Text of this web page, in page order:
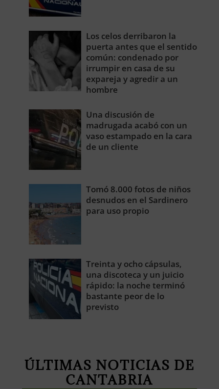
Los celos derribaron la
puerta antes que el sentido
común: condenado por
irrumpir en casa de su
expareja y agredir a un
hombre
Una discusión de
madrugada acabó con un
vaso estampado en la cara
de un cliente
Tomó 8.000 fotos de niños
desnudos en el Sardinero
para uso propio
Treinta y ocho cápsulas,
una discoteca y un juicio
rápido: la noche terminó
bastante peor de lo
previsto
ÚLTIMAS NOTICIAS DE
CANTABRIA